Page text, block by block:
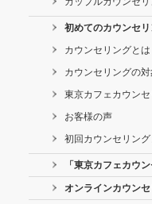
初めてのカウンセ
カウンセリングとは
カウンセリングの
東京カフェカウン
お客様の声
初回カウンセリン
「東京カフェカウ
オンラインカウン